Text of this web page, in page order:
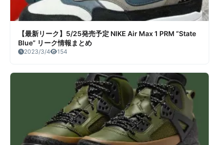
【最新リーク】5/25発売予定 NIKE Air Max 1 PRM “State
Blue” リーク情報まとめ
2023/3/4 154